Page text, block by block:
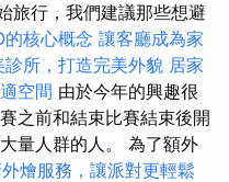
旅行，我們建議那些想避
的核心概念 讓客廳成為家
所，打造完美外貌 居家
空間 由於今年的興趣很
之前和結束比賽結束後開
量人群的人。 為了額外
燴服務，讓派對更輕鬆